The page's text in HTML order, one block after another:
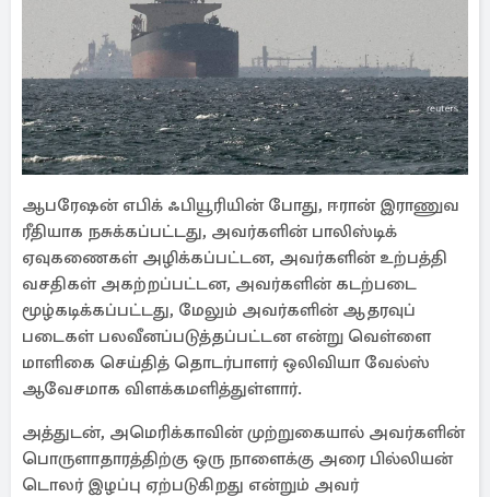
ஆபரேஷன் எபிக் ஃபியூரியின் போது, ​​ஈரான் இராணுவ
ரீதியாக நசுக்கப்பட்டது, அவர்களின் பாலிஸ்டிக்
ஏவுகணைகள் அழிக்கப்பட்டன, அவர்களின் உற்பத்தி
வசதிகள் அகற்றப்பட்டன, அவர்களின் கடற்படை
மூழ்கடிக்கப்பட்டது, மேலும் அவர்களின் ஆதரவுப்
படைகள் பலவீனப்படுத்தப்பட்டன என்று வெள்ளை
மாளிகை செய்தித் தொடர்பாளர் ஒலிவியா வேல்ஸ்
ஆவேசமாக விளக்கமளித்துள்ளார்.
அத்துடன், அமெரிக்காவின் முற்றுகையால் அவர்களின்
பொருளாதாரத்திற்கு ஒரு நாளைக்கு அரை பில்லியன்
டொலர் இழப்பு ஏற்படுகிறது என்றும் அவர்